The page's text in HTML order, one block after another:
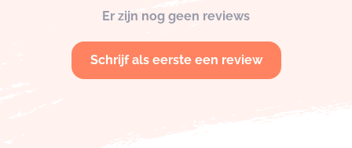
Er zijn nog geen reviews
Schrijf als eerste een review